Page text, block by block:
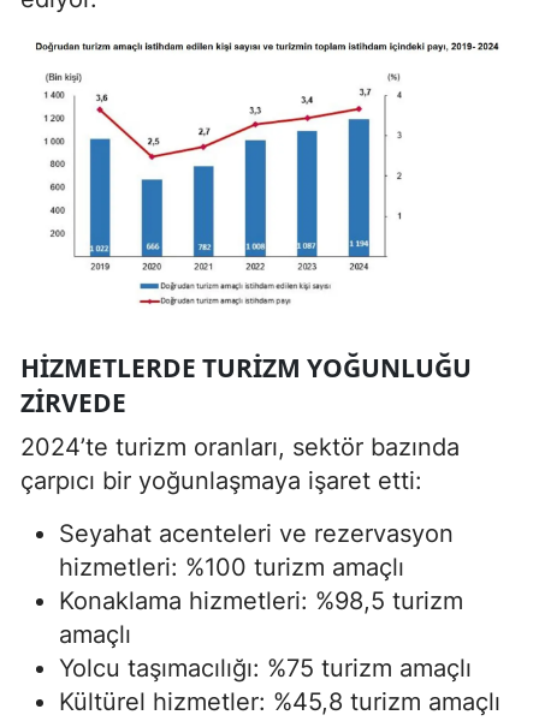
HIZMETLERDE TURIZM YOĞUNLUĞU
ZIRVEDE
2024’te turizm oranları, sektör bazında
çarpıcı bir yoğunlaşmaya işaret etti:
Seyahat acenteleri ve rezervasyon
hizmetleri: %100 turizm amaçlı
Konaklama hizmetleri: %98,5 turizm
amaçlı
Yolcu taşımacılığı: %75 turizm amaçlı
Kültürel hizmetler: %45,8 turizm amaçlı